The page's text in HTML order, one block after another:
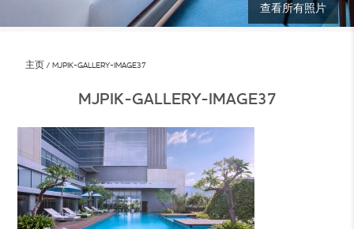
查看所有照片
主页 MJPIK-GALLERY-IMAGE37
MJPIK-GALLERY-IMAGE37